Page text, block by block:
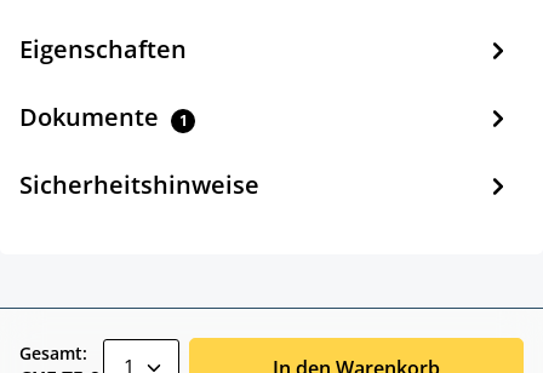
Eigenschaften
Dokumente 1
Sicherheitshinweise
Gesamt:
In den Warenkorb